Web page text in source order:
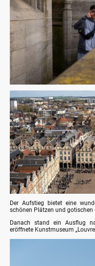
Der Aufstieg bietet eine
schönen Plätzen und gotischen
Danach stand ein Ausflug
eröffnete Kunstmuseum